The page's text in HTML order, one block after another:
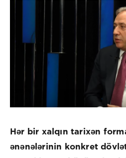
Hər bir xalqın tarixən
ənənələrinin konkret